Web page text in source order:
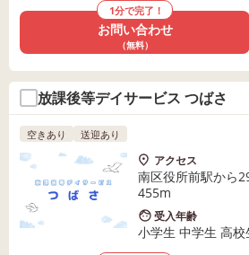
1分で完了！
お問い合わせ
（無料）
放課後等デイサービス つばさ
空きあり 送迎あり
アクセス
南区役所前駅から
455m
受入年齢
小学生 中学生 高校